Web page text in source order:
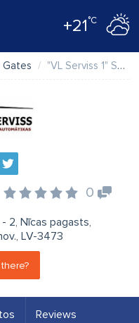
+21°C
Gates "VL Serviss 1" SIA
0
2, Nīcas pagasts,
LV-3473
Reviews